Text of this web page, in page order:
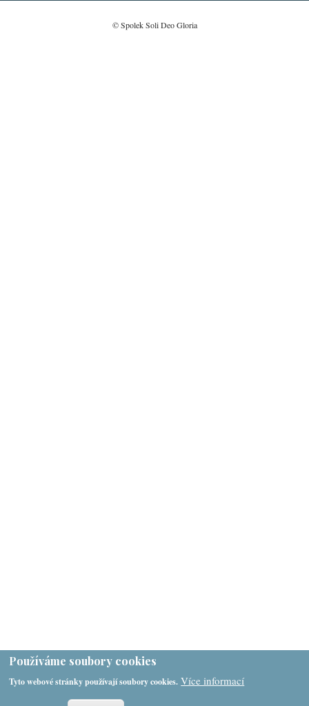
© Spolek Soli Deo Gloria
Používáme soubory cookies
Tyto webové stránky používají soubory cookies. Více informací